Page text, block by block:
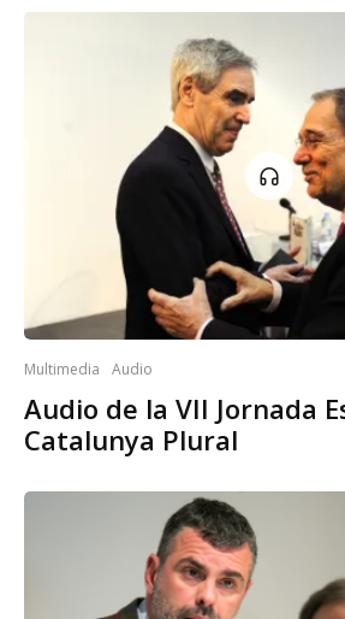
Multimedia Audio
Audio de la VII Jornada
Catalunya Plural